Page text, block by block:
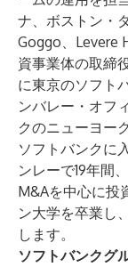
ナ、ボストン・
Goggo、Levere
資事業体の取締
に東京のソフト
ンバレー・オフ
クのニューヨー
ソフトバンクに
ンレーで19年間
M&Aを中心に投
ン大学を卒業し
します。
ソフトバンクグ